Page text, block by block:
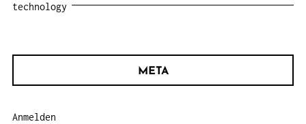
technology
META
Anmelden